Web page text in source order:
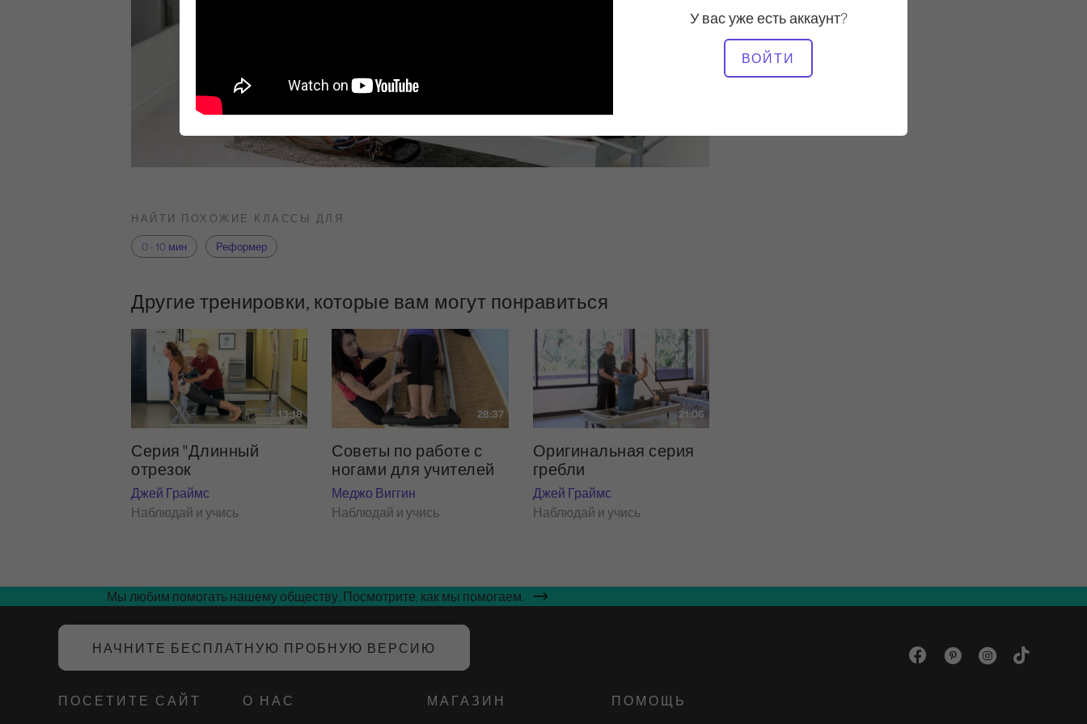
У вас уже есть аккаунт?
ВОЙТИ
НЕОБХОДИМОЕ
ОБОРУДОВАНИЕ
НАЙТИ ПОХОЖИЕ КЛАССЫ ДЛЯ
0 - 10 мин
Реформер
Другие тренировки, которые вам могут понравиться
13:18
Серия "Длинный
отрезок
Джей Граймс
Наблюдай и учись
28:37
Советы по работе с
ногами для учителей
Меджо Виггин
Наблюдай и учись
21:06
Оригинальная серия
гребли
Джей Граймс
Наблюдай и учись
Мы любим помогать нашему обществу. Посмотрите, как мы помогаем.
НАЧНИТЕ БЕСПЛАТНУЮ ПРОБНУЮ ВЕРСИЮ
ПОСЕТИТЕ САЙТ О НАС МАГАЗИН ПОМОЩЬ